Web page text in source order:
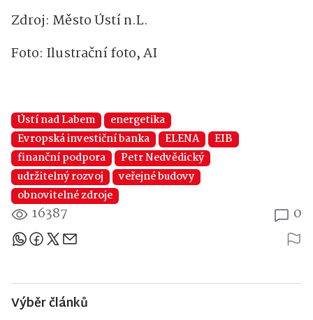
Zdroj: Město Ústí n.L.
Foto: Ilustrační foto, AI
Ústí nad Labem
energetika
Evropská investiční banka
ELENA
EIB
finanční podpora
Petr Nedvědický
udržitelný rozvoj
veřejné budovy
obnovitelné zdroje
16387 0
Sdílejte článek
Výběr článků